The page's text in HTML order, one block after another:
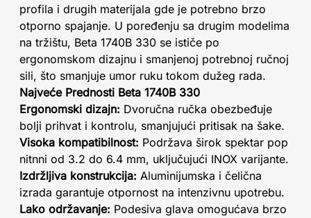
profila i drugih materijala gde je potrebno brzo
otporno spajanje. U poređenju sa drugim modelima
na tržištu, Beta 1740B 330 se ističe po
ergonomskom dizajnu i smanjenoj potrebnoj ručnoj
sili, što smanjuje umor ruku tokom dužeg rada.
Najveće Prednosti Beta 1740B 330
Ergonomski dizajn: Dvoručna ručka obezbeđuje
bolji prihvat i kontrolu, smanjujući pritisak na šake.
Visoka kompatibilnost: Podržava širok spektar pop
nitnni od 3.2 do 6.4 mm, uključujući INOX varijante.
Izdržljiva konstrukcija: Aluminijumska i čelična
izrada garantuje otpornost na intenzivnu upotrebu.
Lako održavanje: Podesiva glava omogućava brzo